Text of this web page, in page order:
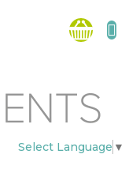
Select Language ▼
košík